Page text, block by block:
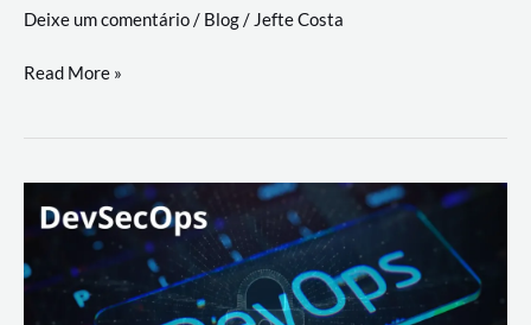
a
workflows
Deixe um comentário/ Blog/ Jefte Costa
teste
palyer
Lance
Rural
Read More »